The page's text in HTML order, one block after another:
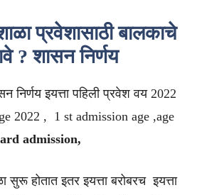
प्रवेशासाठी बालकाचे
? शासन निर्णय
निर्णय इयत्ता पहिली प्रवेश वय 2022
2022 , 1 st admission age ,age
admission,
सुरू होतात इतर इयत्ता बरोबरच इयत्ता